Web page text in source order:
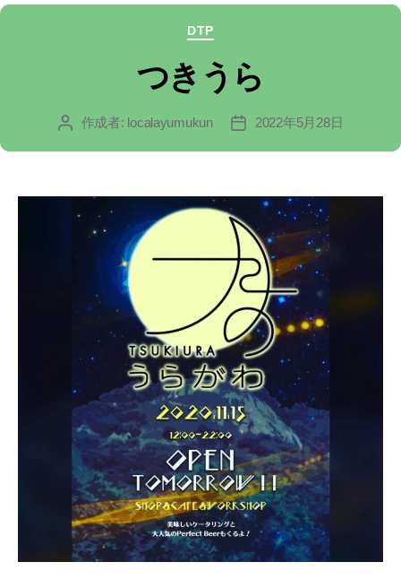
カ
テ
ゴ
リ
DTP
つきうら
投 作成者: localayumukun
投
2022年5月28日